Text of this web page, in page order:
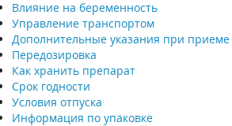
Влияние на беременность
Управление транспортом
Дополнительные указания при
Передозировка
Как хранить препарат
Срок годности
Условия отпуска
Информация по упаковке